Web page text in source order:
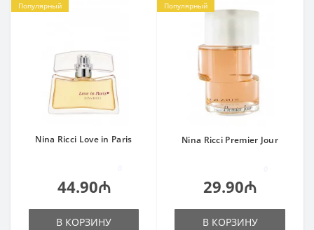
Популярный
Nina Ricci Love in Paris
44.90₼
В КОРЗИНУ
Популярный
Nina Ricci Premier Jour
29.90₼
В КОРЗИНУ